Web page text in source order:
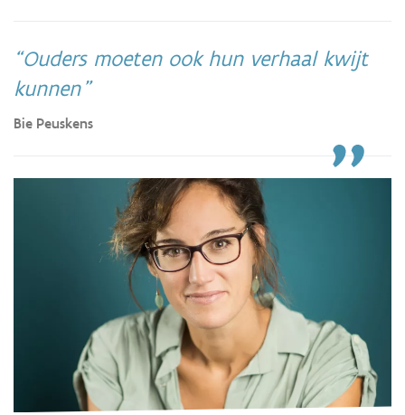
Ouders moeten ook hun verhaal kwijt
kunnen
Bie Peuskens